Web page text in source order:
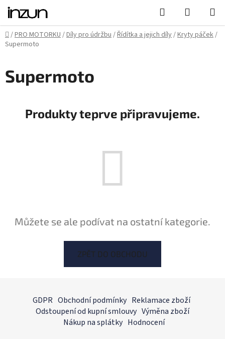
Přejít
obsah
Hledat
KOŠÍK
Domů
/PRO MOTORKU/Díly pro údržbu/Řídítka a jejich díly/Kryty páček/
Supermoto
Supermoto
Produkty teprve připravujeme.
Můžete se ale podívat na ostatní kategorie.
ZPĚT DO OBCHODU
GDPR Obchodní podmínky Reklamace zboží
Odstoupení od kupní smlouvy Výměna zboží
Nákup na splátky Hodnocení